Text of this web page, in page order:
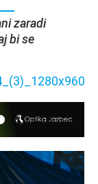
zaradi
bi se